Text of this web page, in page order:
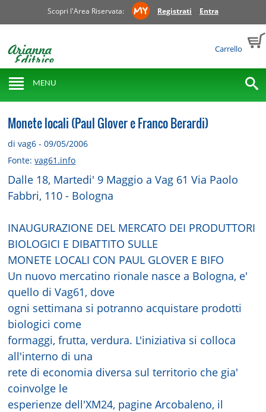
Scopri l'Area Riservata: Registrati Entra
Carrello
MENU
Monete locali (Paul Glover e Franco Berardi)
di vag6 - 09/05/2006
Fonte:vag61.info
Dalle 18, Martedi' 9 Maggio a Vag 61 Via Paolo
Fabbri, 110 - Bologna
INAUGURAZIONE DEL MERCATO DEI PRODUTTORI
BIOLOGICI E DIBATTITO SULLE
MONETE LOCALI CON PAUL GLOVER E BIFO
Un nuovo mercatino rionale nasce a Bologna, e'
quello di Vag61, dove
ogni settimana si potranno acquistare prodotti
biologici come
formaggi, frutta, verdura. L'iniziativa si colloca
all'interno di una
rete di economia diversa sul territorio che gia'
coinvolge le
esperienze dell'XM24, pagine Arcobaleno, il